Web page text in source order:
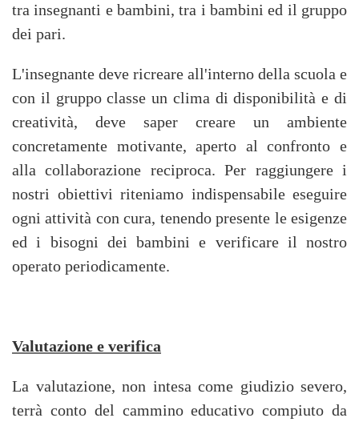
tra insegnanti e bambini, tra i bambini ed il gruppo
dei pari.
L'insegnante deve ricreare all'interno della scuola e
con il gruppo classe un clima di disponibilità e di
creatività, deve saper creare un ambiente
concretamente motivante, aperto al confronto e
alla collaborazione reciproca. Per raggiungere i
nostri obiettivi riteniamo indispensabile eseguire
ogni attività con cura, tenendo presente le esigenze
ed i bisogni dei bambini e verificare il nostro
operato periodicamente.
Valutazione e verifica
La valutazione, non intesa come giudizio severo,
terrà conto del cammino educativo compiuto da